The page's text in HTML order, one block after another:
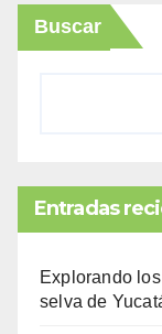
Buscar
Entradas
Explorando
selva de